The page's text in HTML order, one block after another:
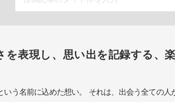
を表現し、思い出を記録する、
う名前に込めた想い。
それは、出会う全ての人